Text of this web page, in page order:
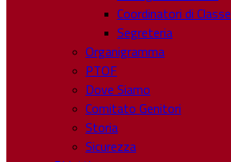
Coordinatori di Classe
Segreteria
Organigramma
PTOF
Dove Siamo
Comitato Genitori
Storia
Sicurezza